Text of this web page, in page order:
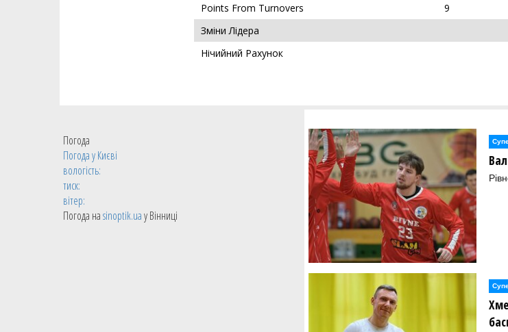
Points From Turnovers
9
Зміни Лідера
Нічийний Рахунок
Погода
Погода уКиєві
вологість:
тиск:
вітер:
Погода наsinoptik.uaу Вінниці